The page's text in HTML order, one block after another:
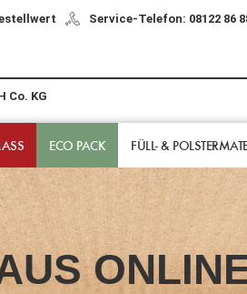
Service-Telefon: 08122 86
Co. KG
ECO PACK FÜLL- &